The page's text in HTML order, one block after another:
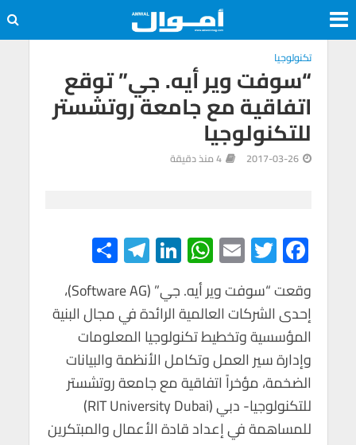
تكنولوجيا
“سوفت وير أيه. جي” توقع
اتفاقية مع جامعة روتشستر
للتكنولوجيا
2017-03-26 4 منذ دقيقة
F
ac
e
b
o
o
k
T
wi
tt
er
E
m
ail
W
h
at
s
A
p
p
Li
n
ke
dI
n
Te
le
gr
a
m
h
ar
e
وقعت “سوفت وير أيه. جي” (Software AG)،
إحدى الشركات العالمية الرائدة في مجال البنية
المؤسسية وتخطيط تكنولوجيا المعلومات
وإدارة سير العمل وتكامل الأنظمة والبيانات
الضخمة، مؤخراً اتفاقية مع جامعة روتشستر
للتكنولوجيا- دبي (RIT University Dubai)
للمساهمة في إعداد قادة الأعمال والمبتكرين